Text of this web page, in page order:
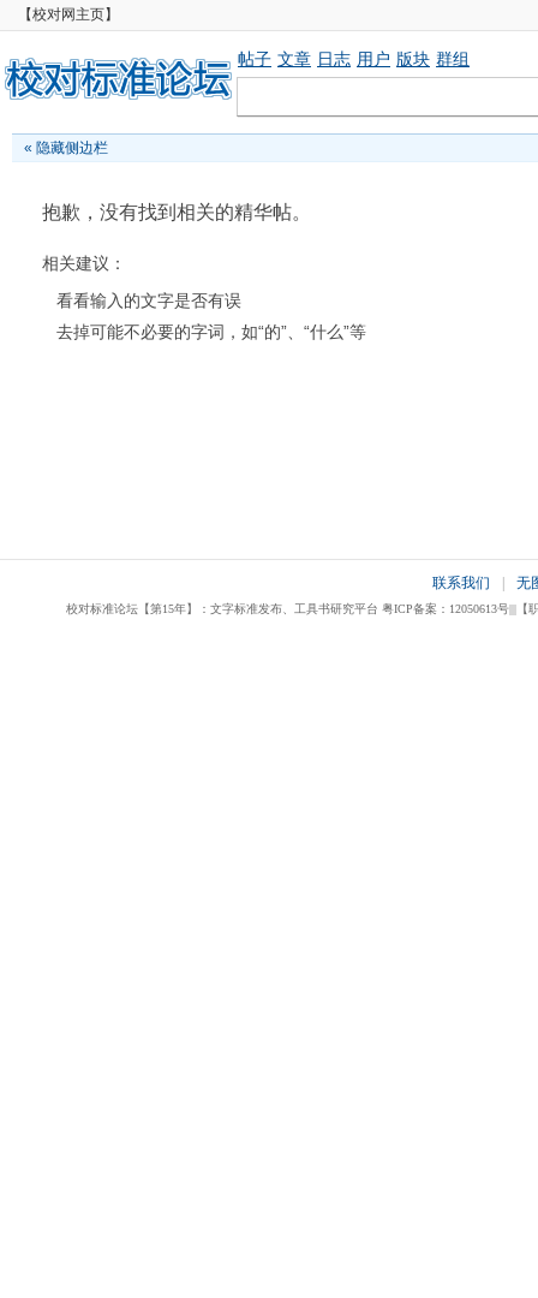
【校对网主页】
帖子 文章 日志 用户 版块 群组
« 隐藏侧边栏
抱歉，没有找到相关的精华帖。
相关建议：
看看输入的文字是否有误
去掉可能不必要的字词，如“的”、“什么”等
联系我们 无
校对标准论坛【第15年】：文字标准发布、工具书研究平台 粤ICP备案：12050613号|||【